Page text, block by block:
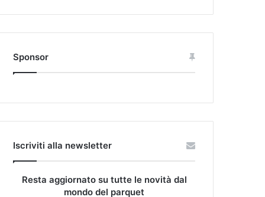
Sponsor
Iscriviti alla newsletter
Resta aggiornato su tutte le novità dal
mondo del parquet